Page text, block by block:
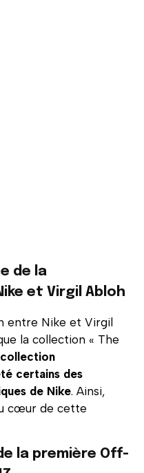
de la
et Virgil Abloh
entre Nike et Virgil
la collection « The
certains des
de Nike. Ainsi,
cœur de cette
la première Off-